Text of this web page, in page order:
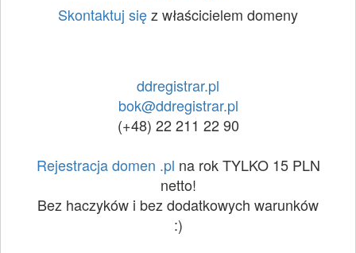
Skontaktuj sięz właścicielem domeny
ddregistrar.pl
bok@ddregistrar.pl
(+48) 22 211 22 90
Rejestracja domen .pl na rok TYLKO 15 PLN
netto!
Bez haczyków i bez dodatkowych warunków
:)